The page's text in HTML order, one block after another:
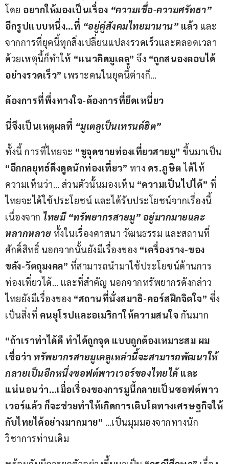
โดย อยากให้มองเป็นเรื่อง “ความเชื่อ-ความศรัทธา”
อีกรูปแบบหนึ่ง…ที่ “อยู่คู่สังคมไทยมานาน” แล้ว และ
จากการที่ยุคนี้ทุกสิ่งเปลี่ยนแปลงรวดเร็วและตลอดเวลา
ด้วยเหตุนี้ก็ทำให้ “แนวคิดมูเตลู” จึง “ถูกสนองตอบได้
อย่างรวดเร็ว” เพราะคนในยุคนี้ต่างก็…
ต้องการที่พึ่งทางใจ-ต้องการที่ยึดเหนี่ยว
นี่จึงเป็นเหตุผลที่ “มูเตลูเป็นเทรนด์ฮิต”
ทั้งนี้ การที่ไทยจะ “ชูจุดขายท่องเที่ยวสายมู” ขึ้นมาเป็น
“อีกกลยุทธ์ดึงดูดนักท่องเที่ยว” ทาง ดร.ภูษิต ได้ให้
ความเห็นว่า… ส่วนตัวนั้นมองเห็น “ความเป็นไปได้” ที่
ไทยจะได้ใช้ประโยชน์ และได้รับประโยชน์จากเรื่องนี้
เนื่องจาก ไทยมี “ทรัพยากรสายมู” อยู่มากมายและ
หลากหลาย ทั้งในเรื่องศาสนา วัฒนธรรม และสถานที่
ศักดิ์สิทธิ์ นอกจากนั้นยังมีเรื่องของ “เครื่องราง-ของ
ขลัง-วัตถุมงคล” ที่สามารถนำมาใช้ประโยชน์ด้านการ
ท่องเที่ยวได้… และที่สำคัญ นอกจากทรัพยากรดังกล่าว
ไทยยังมีเรื่องของ “สถานที่นั่งสมาธิ-คอร์สฝึกจิตใจ” ซึ่ง
เป็นสิ่งที่ คนยุโรปและอเมริกาให้ความสนใจ กันมาก
“ถ้าเราทำได้ดี ทำได้ถูกจุด แบบถูกต้องเหมาะสม ผม
เชื่อว่า ทรัพยากรสายมูเตลูเหล่านี้จะสามารถพัฒนาให้
กลายเป็นอีกหนึ่งซอฟต์พาวเวอร์ของไทยได้ และ
แน่นอนว่า…เมื่อเรื่องของการมูนี้กลายเป็นซอฟต์พาว
เวอร์แล้ว ก็จะช่วยทำให้เกิดการเติบโตทางเศรษฐกิจให้
กับไทยได้อย่างมากมาย” …เป็นมุมมองจากทางนัก
วิชาการท่านเดิม